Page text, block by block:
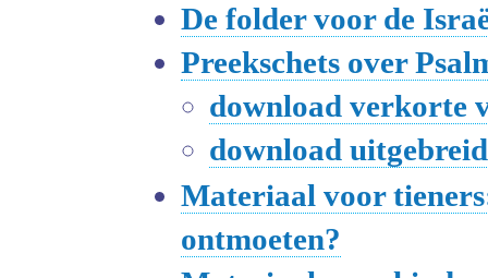
De folder voor de
Preekschets over
download verkorte
download
Materiaal voor
ontmoeten?